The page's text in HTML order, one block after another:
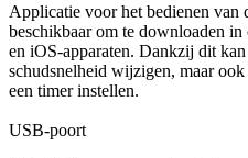
Applicatie voor het bedienen van
beschikbaar om te downloaden
en iOS-apparaten. Dankzij dit
schudsnelheid wijzigen, maar
een timer instellen.
USB-poort